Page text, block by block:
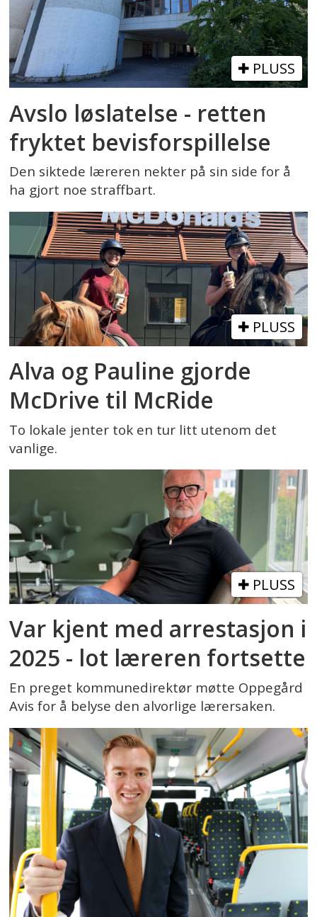
PLUSS
Avslo løslatelse - retten
fryktet bevisforspillelse
Den siktede læreren nekter på sin side for å
ha gjort noe straffbart.
PLUSS
Alva og Pauline gjorde
McDrive til McRide
To lokale jenter tok en tur litt utenom det
vanlige.
PLUSS
Var kjent med arrestasjon i
2025 - lot læreren fortsette
En preget kommunedirektør møtte Oppegård
Avis for å belyse den alvorlige lærersaken.